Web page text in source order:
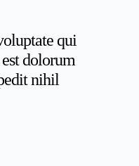
qui
dolorum
nihil